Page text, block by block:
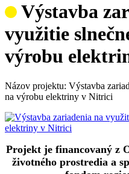
Výstavba
využitie
výrobu
Názov projektu: Výstavba
na výrobu elektriny v Nitrici
Projekt je financovaný z
životného prostredia a